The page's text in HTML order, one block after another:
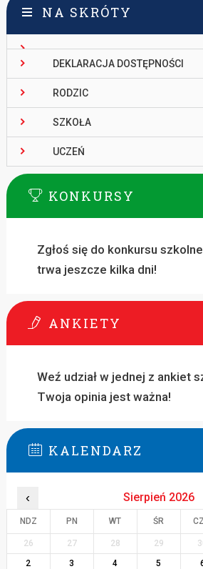
NA SKRÓTY
DEKLARACJA DOSTĘPNOŚCI
RODZIC
SZKOŁA
UCZEŃ
KONKURSY
Zgłoś się do konkursu
trwa jeszcze kilka dni!
ANKIETY
Weź udział w jednej z ankiet
Twoja opinia jest ważna!
KALENDARZ
‹ Sierpień 2026
NDZ PN WT ŚR
26 27 28 29
2
3 4 5